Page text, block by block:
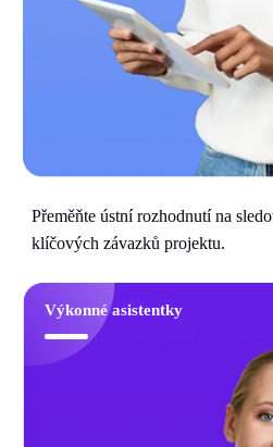
Přeměňte ústní rozhodnutí na
klíčových závazků projektu.
Výkonné asistentky